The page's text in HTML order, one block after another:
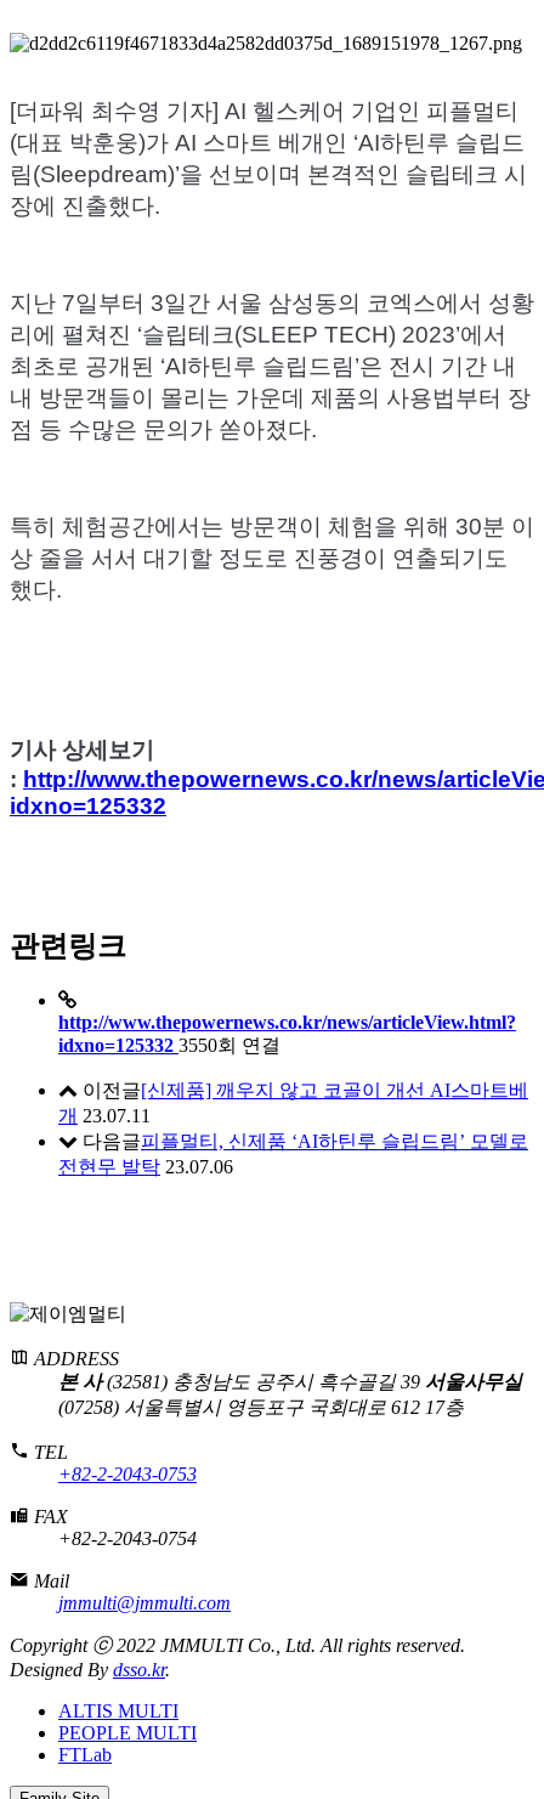
[더파워 최수영 기자] AI 헬스케어 기업인 피플멀티
(대표 박훈웅)가 AI 스마트 베개인 ‘AI하틴루 슬립드
림(Sleepdream)’을 선보이며 본격적인 슬립테크 시
장에 진출했다.
지난 7일부터 3일간 서울 삼성동의 코엑스에서 성황
리에 펼쳐진 ‘슬립테크(SLEEP TECH) 2023’에서
최초로 공개된 ‘AI하틴루 슬립드림’은 전시 기간 내
내 방문객들이 몰리는 가운데 제품의 사용법부터 장
점 등 수많은 문의가 쏟아졌다.
특히 체험공간에서는 방문객이 체험을 위해 30분 이
상 줄을 서서 대기할 정도로 진풍경이 연출되기도
했다.
기사 상세보기
: http://www.thepowernews.co.kr/news/
idxno=125332
관련링크
http://www.thepowernews.co.kr/news/articleView.html?
idxno=125332 3550회 연결
이전글[신제품] 깨우지 않고 코골이 개선 AI스마트베
개 23.07.11
다음글피플멀티, 신제품 ‘AI하틴루 슬립드림’ 모델로
전현무 발탁 23.07.06
ADDRESS
본 사(32581) 충청남도 공주시 흑수골길 39 서울사무실
(07258) 서울특별시 영등포구 국회대로 612 17층
TEL
+82-2-2043-0753
FAX
+82-2-2043-0754
Mail
jmmulti@jmmulti.com
Copyright ⓒ 2022 JMMULTI Co., Ltd. All rights reserved.
Designed By dsso.kr.
ALTIS MULTI
PEOPLE MULTI
FTLab